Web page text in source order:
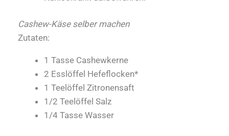
Cashew-Käse selber machen
Zutaten:
1 Tasse Cashewkerne
2 Esslöffel Hefeflocken*
1 Teelöffel Zitronensaft
1/2 Teelöffel Salz
1/4 Tasse Wasser